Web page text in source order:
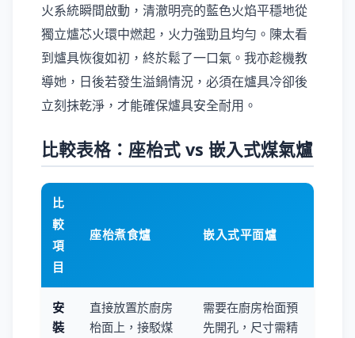
火系統瞬間啟動，清澈明亮的藍色火焰平穩地從
獨立爐芯火環中燃起，火力強勁且均勻。陳太看
到爐具恢復如初，終於鬆了一口氣。我亦趁機教
導她，日後若發生溢鍋情況，必須在爐具冷卻後
立刻抹乾淨，才能確保爐具安全耐用。
比較表格：座枱式 vs 嵌入式煤氣爐
比
較
項
目
座枱煮食爐 嵌入式平面爐
安
裝
直接放置於廚房
枱面上，接駁煤
需要在廚房枱面預
先開孔，尺寸需精